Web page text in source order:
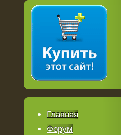
Главная
Форум